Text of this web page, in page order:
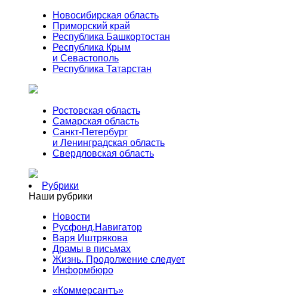
Новосибирская область
Приморский край
Республика Башкортостан
Республика Крым
и Севастополь
Республика Татарстан
Ростовская область
Самарская область
Санкт-Петербург
и Ленинградская область
Свердловская область
Рубрики
Наши рубрики
Новости
Русфонд.Навигатор
Варя Иштрякова
Драмы в письмах
Жизнь. Продолжение следует
Информбюро
«Коммерсантъ»